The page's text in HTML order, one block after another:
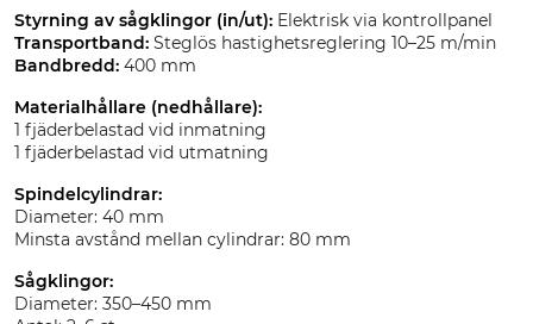
Styrning av sågklingor (in/ut): Elektrisk via kontrollpanel
Transportband: Steglös hastighetsreglering 10–25 m/min
Bandbredd: 400 mm
Materialhållare (nedhållare):
1 fjäderbelastad vid inmatning
1 fjäderbelastad vid utmatning
Spindelcylindrar:
Diameter: 40 mm
Minsta avstånd mellan cylindrar: 80 mm
Sågklingor:
Diameter: 350–450 mm